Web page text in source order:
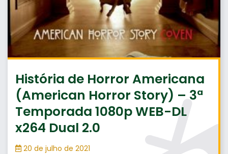
História de Horror Americana
(American Horror Story) – 3ª
Temporada 1080p WEB-DL
x264 Dual 2.0
20 de julho de 2021